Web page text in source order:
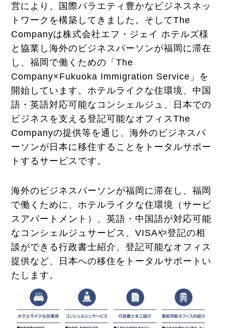
営により、国際バラエティ豊かなビジネスネッ
トワークを構築してきました。そしてThe
Companyは株式会社エフ・ジェイ ホテルズ様
と協業し海外のビジネスパーソンが福岡に滞在
し、福岡で働くための「The
Company×Fukuoka Immigration Service」を
開始しています。ホテルライクな住環境、中国
語・英語対応可能なコンシェルジュ、日本での
ビジネスを支える登記可能なオフィスThe
Companyの提供等を通じ、海外のビジネスパ
ーソンが日本に移住することをトータルサポー
トするサービスです。
海外のビジネスパーソンが福岡に滞在し、福岡
で働くために、ホテルライクな住環境（サービ
スアパートメント）、英語・中国語が対応可能
なコンシェルジュサービス、VISAや登記の相
談ができる行政書士紹介、登記可能なオフィス
提供など、日本への移住をトータルサポートい
たします。